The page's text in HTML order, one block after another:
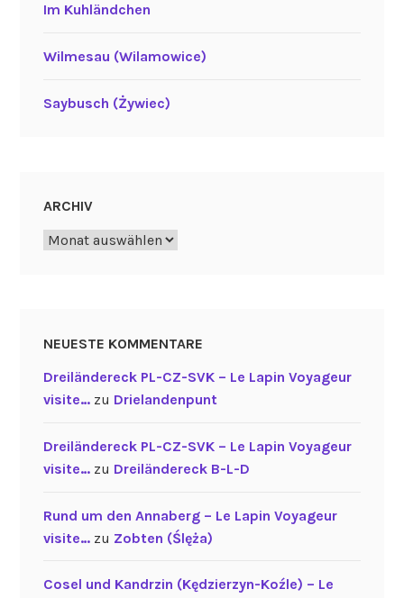
Im Kuhländchen
Wilmesau (Wilamowice)
Saybusch (Żywiec)
ARCHIV
Archiv
NEUESTE KOMMENTARE
Dreiländereck PL-CZ-SVK – Le Lapin Voyageur
visite…zu Drielandenpunt
Dreiländereck PL-CZ-SVK – Le Lapin Voyageur
visite…zu Dreiländereck B-L-D
Rund um den Annaberg – Le Lapin Voyageur
visite…zu Zobten (Ślęża)
Cosel und Kandrzin (Kędzierzyn-Koźle) – Le